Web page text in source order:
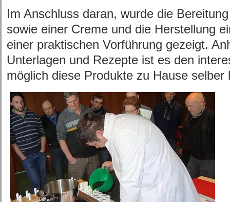
Im Anschluss daran, wurde die
sowie einer Creme und die Herstellung
einer praktischen Vorführung gezeigt.
Unterlagen und Rezepte ist es den
möglich diese Produkte zu Hause selber